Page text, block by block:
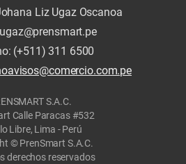
Liz Ugaz Oscanoa
(+511) 311 6500
S.A.C.
Calle Paracas #532
Libre, Lima - Perú
© PrenSmart S.A.C.
derechos reservados